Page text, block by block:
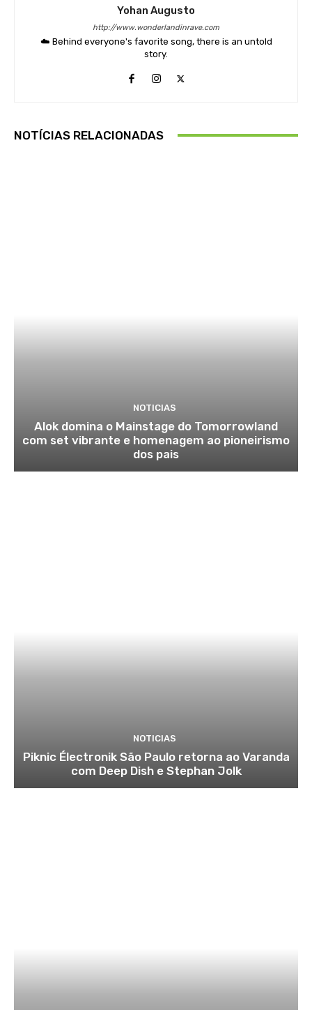
Yohan Augusto
http://www.wonderlandinrave.com
☁️ Behind everyone's favorite song, there is an untold
story.
NOTÍCIAS RELACIONADAS
NOTICIAS
Alok domina o Mainstage do Tomorrowland
com set vibrante e homenagem ao pioneirismo
dos pais
NOTICIAS
Piknic Électronik São Paulo retorna ao Varanda
com Deep Dish e Stephan Jolk